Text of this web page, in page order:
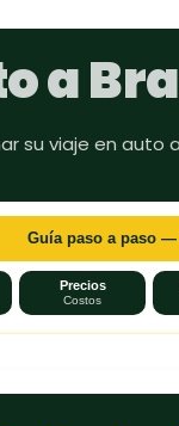
Ir al contenido
a
su viaje en auto
Guía paso a paso —
Precios
Costos